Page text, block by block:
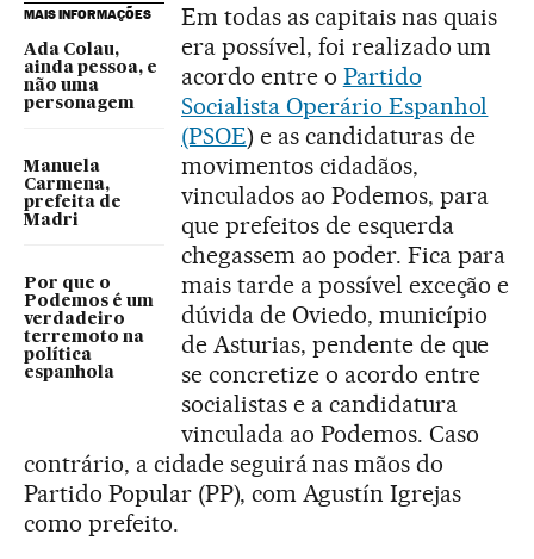
MAIS INFORMAÇÕES
Ada Colau,
ainda pessoa, e
não uma
personagem
Manuela
Carmena,
prefeita de
Madri
Por que o
Podemos é um
verdadeiro
terremoto na
política
espanhola
Em todas as capitais nas quais
era possível, foi realizado um
acordo entre o Partido
Socialista Operário Espanhol
(PSOE) e as candidaturas de
movimentos cidadãos,
vinculados ao Podemos, para
que prefeitos de esquerda
chegassem ao poder. Fica para
mais tarde a possível exceção e
dúvida de Oviedo, município
de Asturias, pendente de que
se concretize o acordo entre
socialistas e a candidatura
vinculada ao Podemos. Caso
contrário, a cidade seguirá nas mãos do
Partido Popular (PP), com Agustín Igrejas
como prefeito.